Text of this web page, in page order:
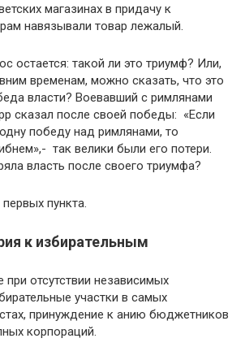
магазинах в придачу к
навязывали товар лежалый.
остается: такой ли это триумф? Или,
временам, можно сказать, что это
власти? Воевавший с римлянами
сказал после своей победы: «Если
победу над римлянами, то
так велики были его потери.
власть после своего триумфа?
пункта.
к избирательным
отсутствии независимых
участки в самых
принуждение к анию бюджетников
корпораций.